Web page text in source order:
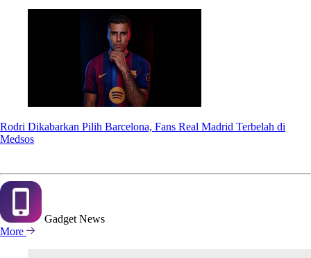
Rodri Dikabarkan Pilih Barcelona, Fans Real Madrid Terbelah di
Medsos
Gadget News
More